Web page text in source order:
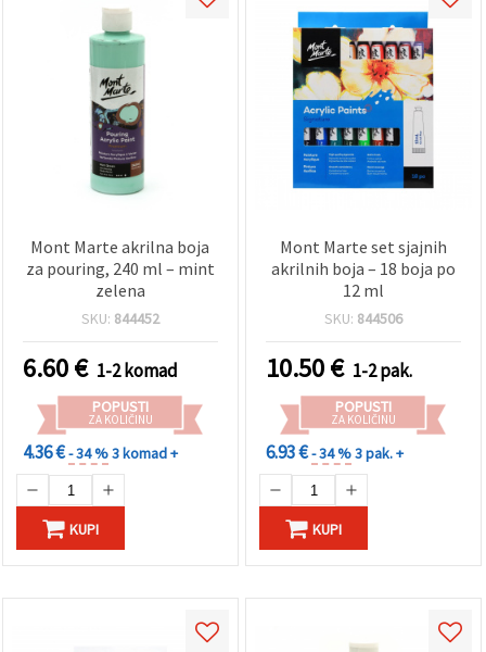
Mont Marte akrilna boja
za pouring, 240 ml – mint
zelena
SKU: 844452
6.60€ 1-2 komad
POPUSTI
ZA KOLIČINU
4.36 €- 34 %3 komad +
KUPI
Mont Marte set sjajnih
akrilnih boja – 18 boja po
12 ml
SKU: 844506
10.50€ 1-2 pak.
POPUSTI
ZA KOLIČINU
6.93 €- 34 %3 pak. +
KUPI